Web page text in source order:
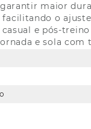
maior
o
e pós-
e sola com